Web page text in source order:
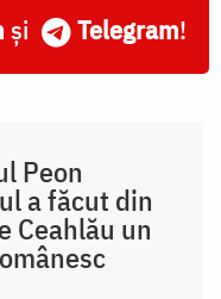
și Telegram!
Peon
a făcut din
Ceahlău un